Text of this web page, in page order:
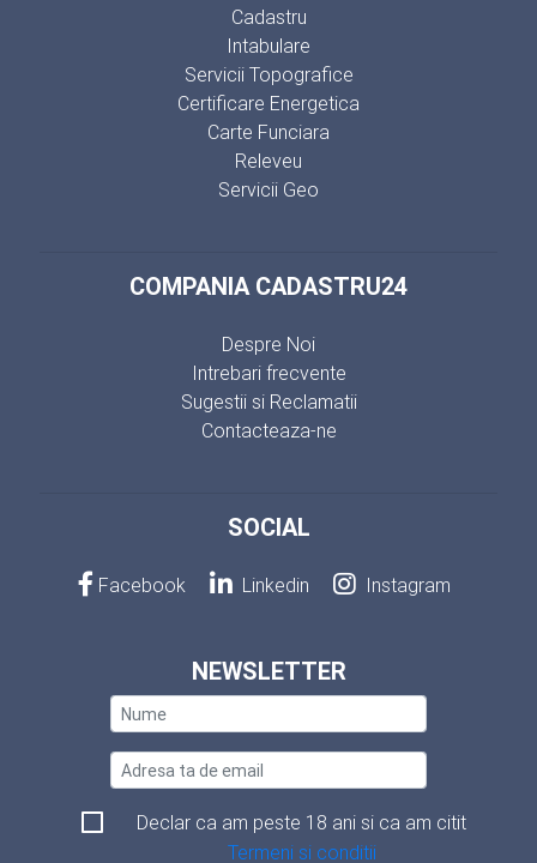
Cadastru
Intabulare
Servicii Topografice
Certificare Energetica
Carte Funciara
Releveu
Servicii Geo
COMPANIA CADASTRU24
Despre Noi
Intrebari frecvente
Sugestii si Reclamatii
Contacteaza-ne
SOCIAL
Facebook Linkedin Instagram
NEWSLETTER
Declar ca am peste 18 ani si ca am citit
Termeni si conditii